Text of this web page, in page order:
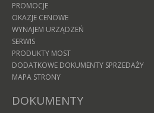
PROMOCJE
OKAZJE CENOWE
WYNAJEM URZĄDZEŃ
SERWIS
PRODUKTY MOST
DODATKOWE DOKUMENTY SPRZEDAŻY
MAPA STRONY
DOKUMENTY